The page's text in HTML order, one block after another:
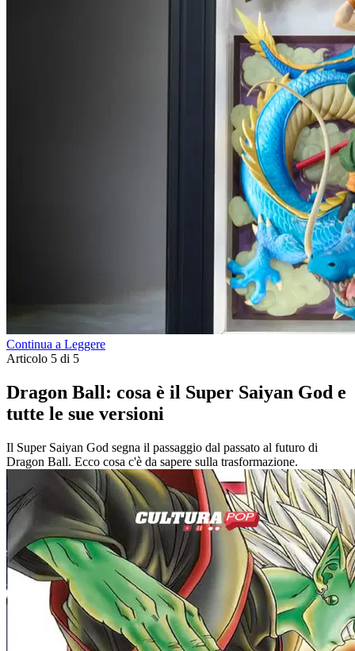
Continua a Leggere
Articolo 5 di 5
Dragon Ball: cosa è il Super Saiyan God e
tutte le sue versioni
Il Super Saiyan God segna il passaggio dal passato al futuro di
Dragon Ball. Ecco cosa c'è da sapere sulla trasformazione.